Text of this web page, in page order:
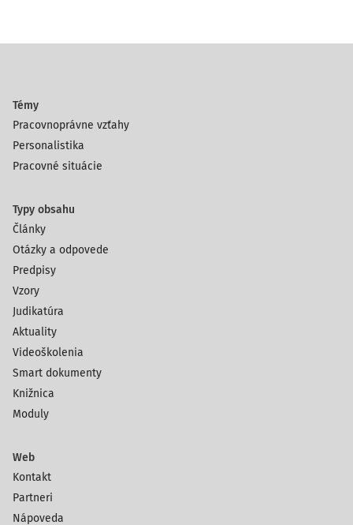
Témy
Pracovnoprávne vzťahy
Personalistika
Pracovné situácie
Typy obsahu
Články
Otázky a odpovede
Predpisy
Vzory
Judikatúra
Aktuality
Videoškolenia
Smart dokumenty
Knižnica
Moduly
Web
Kontakt
Partneri
Nápoveda